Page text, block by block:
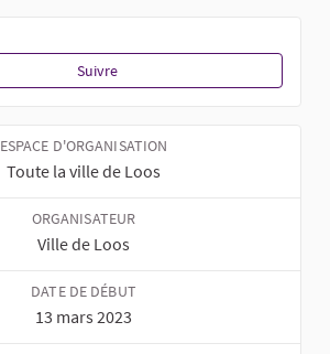
SuivreBudget participatif - édition 2023
ESPACE D'ORGANISATION
Toute la ville de Loos
ORGANISATEUR
Ville de Loos
DATE DE DÉBUT
13 mars 2023